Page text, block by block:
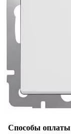
Способы оплаты